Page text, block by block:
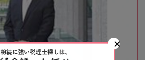
相続に強い税理士探しは、